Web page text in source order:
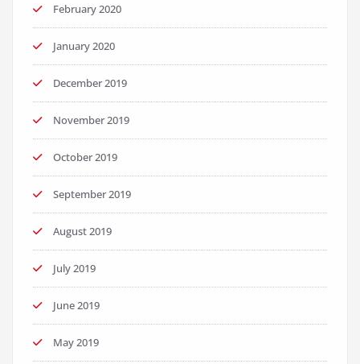
February 2020
January 2020
December 2019
November 2019
October 2019
September 2019
August 2019
July 2019
June 2019
May 2019